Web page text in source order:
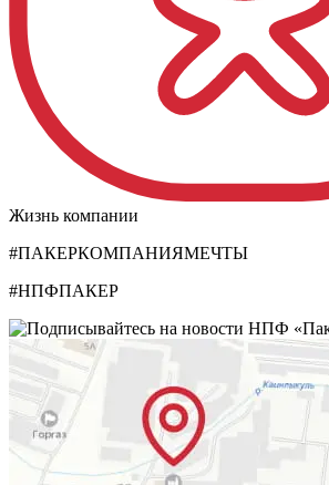
Жизнь компании
#ПАКЕРКОМПАНИЯМЕЧТЫ
#НПФПАКЕР